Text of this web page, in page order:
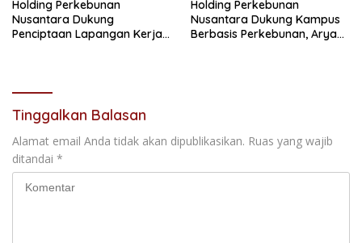
Holding Perkebunan
Nusantara Dukung
Penciptaan Lapangan Kerja,
Holding Perkebunan
Nusantara Dukung Kampus
Berbasis Perkebunan, Arya
Tinggalkan Balasan
Alamat email Anda tidak akan dipublikasikan. Ruas yang wajib
ditandai *